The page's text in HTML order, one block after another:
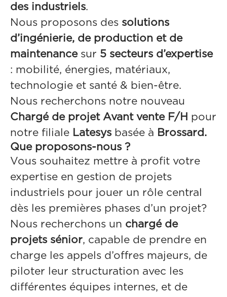
des industriels.
Nous proposons des solutions
d’ingénierie, de production et de
maintenancesur 5 secteurs d’expertise
: mobilité, énergies, matériaux,
technologie et santé & bien-être.
Nous recherchons notre nouveau
Chargé de projet Avant vente F/H pour
notre filiale Latesys basée à Brossard.
Que proposons-nous ?
Vous souhaitez mettre à profit votre
expertise en gestion de projets
industriels pour jouer un rôle central
dès les premières phases d’un projet?
Nous recherchons un chargé de
projets sénior, capable de prendre en
charge les appels d’offres majeurs, de
piloter leur structuration avec les
différentes équipes internes, et de